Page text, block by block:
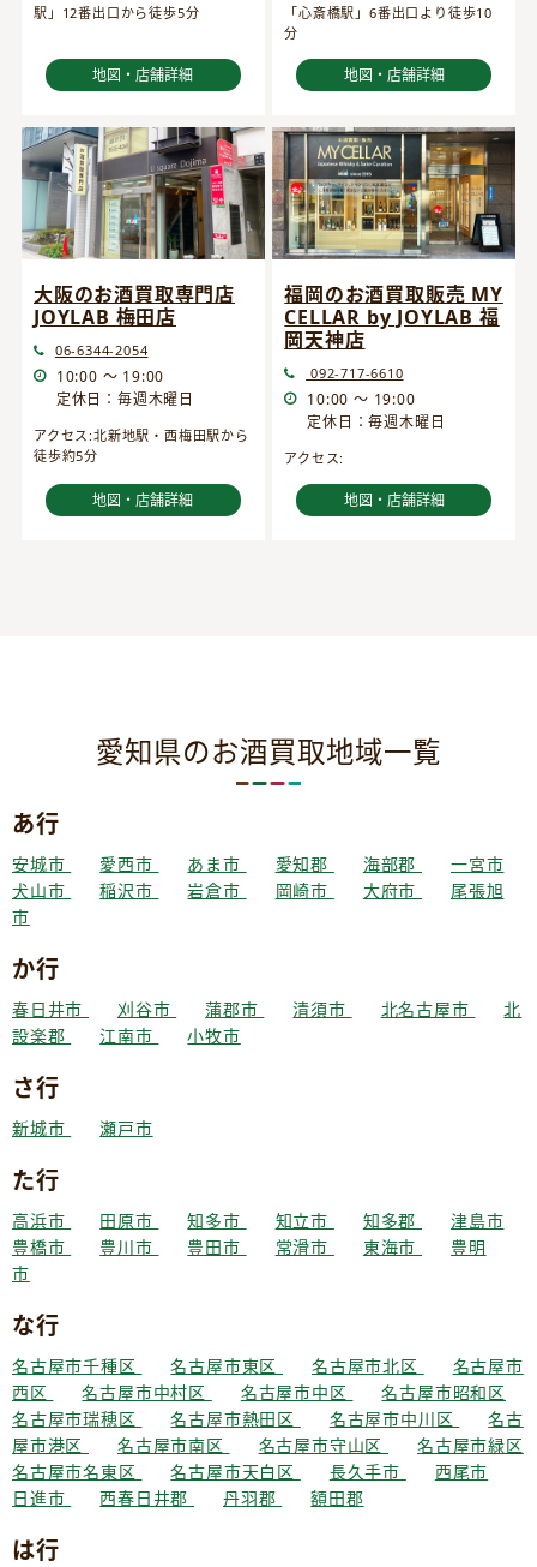
駅」12番出口から徒歩5分
地図・店舗詳細
「心斎橋駅」6番出口より徒歩10
分
地図・店舗詳細
大阪のお酒買取専門店
JOYLAB 梅田店
06-6344-2054
10:00 ～ 19:00
定休日：毎週木曜日
アクセス:北新地駅・西梅田駅から
徒歩約5分
地図・店舗詳細
福岡のお酒買取販売 MY
CELLAR by JOYLAB 福
岡天神店
092-717-6610
10:00 ～ 19:00
定休日：毎週木曜日
アクセス:
地図・店舗詳細
愛知県のお酒買取地域一覧
あ行
安城市 愛西市 あま市 愛知郡 海部郡
一宮市
犬山市
稲沢市 岩倉市 岡崎市 大府市
尾張旭
市
か行
春日井市 刈谷市 蒲郡市 清須市 北名古屋市
北
設楽郡
江南市 小牧市
さ行
新城市 瀬戸市
た行
高浜市 田原市 知多市 知立市 知多郡
津島市
豊橋市
豊川市 豊田市 常滑市 東海市
豊明
市
な行
名古屋市千種区 名古屋市東区 名古屋市北区
名古屋市
西区
名古屋市中村区 名古屋市中区
名古屋市昭和区
名古屋市瑞穂区
名古屋市熱田区 名古屋市中川区
名古
屋市港区
名古屋市南区 名古屋市守山区
名古屋市緑区
名古屋市名東区
名古屋市天白区 長久手市
西尾市
日進市
西春日井郡 丹羽郡 額田郡
は行